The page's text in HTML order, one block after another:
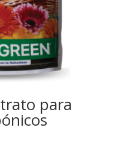
para